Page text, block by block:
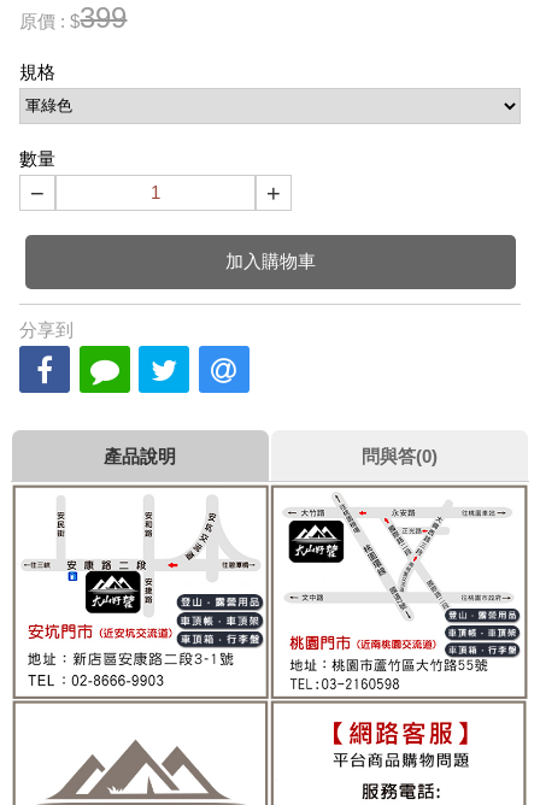
原價 : $399
規格
數量
− +
加入購物車
分享到
產品說明 問與答(0)